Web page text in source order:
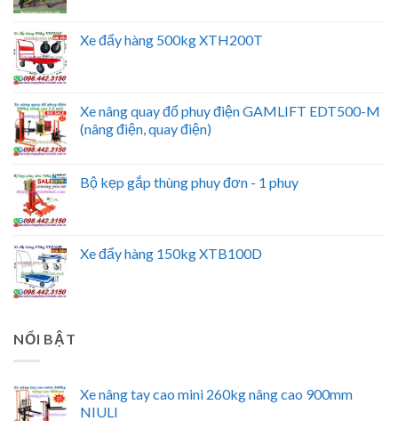
Xe đẩy hàng 500kg XTH200T
Xe nâng quay đổ phuy điện GAMLIFT EDT500-M
(nâng điện, quay điện)
Bộ kẹp gắp thùng phuy đơn - 1 phuy
Xe đẩy hàng 150kg XTB100D
NỔI BẬT
Xe nâng tay cao mini 260kg nâng cao 900mm
NIULI